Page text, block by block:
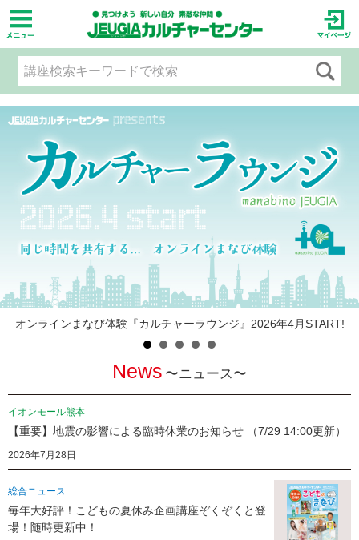
オンラインまなび体験『カルチャーラウンジ』2026年4月START!
News 〜ニュース〜
イオンモール熊本
【重要】地震の影響による臨時休業のお知らせ （7/29 14:00更新）
2026年7月28日
総合ニュース
毎年大好評！こどもの夏休み企画講座ぞくぞくと登
場！随時更新中！